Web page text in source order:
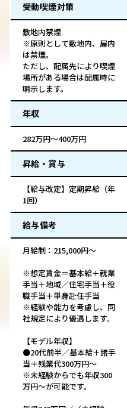
受動喫煙対策
敷地内禁煙
※原則として敷地内、屋内
は禁煙。
ただし、配属先により喫煙
場所がある場合は配属時に
明示します。
年収
282万円～400万円
昇給・賞与
【給与改定】定期昇給（年
1回）
給与備考
月給制：215,000円～
※想定賃金＝基本給＋就業
手当＋地域／住宅手当＋役
職手当＋単身赴任手当
※経験や能力を考慮し、同
社規定により優遇します。
【モデル年収】
●20代前半／基本給＋諸手
当＋残業代300万円～
※未経験からでも年収300
万円～が可能です。